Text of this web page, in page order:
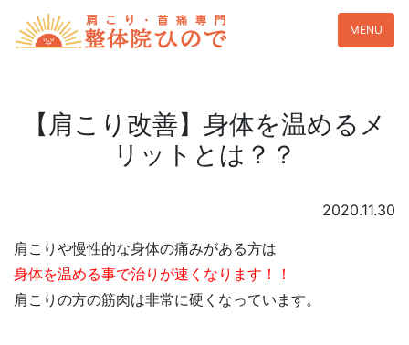
MENU
【肩こり改善】身体を温めるメ
リットとは？？
2020.11.30
肩こりや慢性的な身体の痛みがある方は
身体を温める事で治りが速くなります！！
肩こりの方の筋肉は非常に硬くなっています。